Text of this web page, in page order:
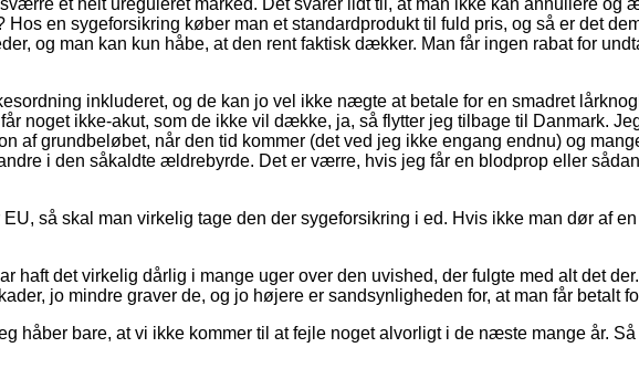
en sygeforsikring køber man et standardprodukt til fuld pris, og så er det
og man kan kun håbe, at den rent faktisk dækker. Man får ingen rabat for
inkluderet, og de kan jo vel ikke nægte at betale for en smadret
noget ikke-akut, som de ikke vil dække, ja, så flytter jeg tilbage til Danmark.
af grundbeløbet, når den tid kommer (det ved jeg ikke engang endnu) og
i den såkaldte ældrebyrde. Det er værre, hvis jeg får en blodprop eller
så skal man virkelig tage den der sygeforsikring i ed. Hvis ikke man dør af
haft det virkelig dårlig i mange uger over den uvished, der fulgte med alt det
jo mindre graver de, og jo højere er sandsynligheden for, at man får betalt
håber bare, at vi ikke kommer til at fejle noget alvorligt i de næste mange år.